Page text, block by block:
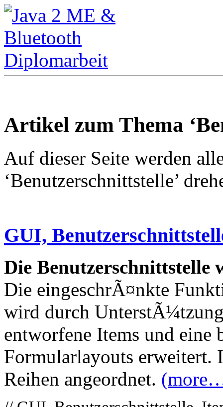
Artikel zum Thema
Auf dieser Seite werden
‘Benutzerschnittstelle’
GUI,
Die Benutzerschnittstelle
Die eingeschrÃ¤nkte
wird durch
entworfene Items und eine
Formularlayouts erweitert.
Reihen angeordnet.